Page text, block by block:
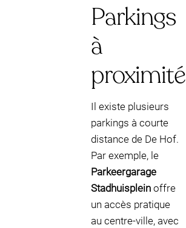
Parkings
à
proximité
Il existe plusieurs
parkings à courte
distance de De Hof.
Par exemple, le
Parkeergarage
Stadhuisplein offre
un accès pratique
au centre-ville, avec